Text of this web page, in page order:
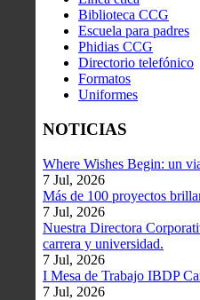
Biblioteca CCG
Escuela para padres
Phidias CCG
Directorio telefónico
Formatos
Uniformes
NOTICIAS
Where Wishes Begin: un
7 Jul, 2026
Más de 100 proyectos
7 Jul, 2026
Nuestra Directora
carrera y universidad.
7 Jul, 2026
I Mesa de Trabajo IBDP
7 Jul, 2026